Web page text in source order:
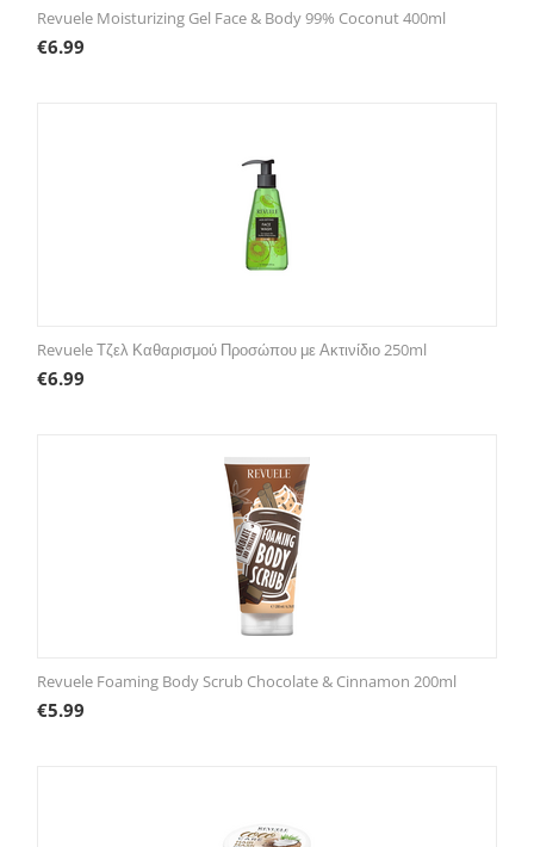
Revuele Moisturizing Gel Face & Body 99% Coconut 400ml
€6.99
Revuele Τζελ Καθαρισμού Προσώπου με Ακτινίδιο 250ml
€6.99
Revuele Foaming Body Scrub Chocolate & Cinnamon 200ml
€5.99